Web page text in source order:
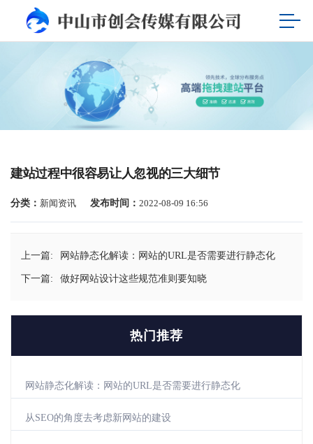
建站过程中很容易让人忽视的三大细节
分类： 新闻资讯 发布时间： 2022-08-09 16:56
上一篇: 网站静态化解读：网站的URL是否需要进行静态化
下一篇: 做好网站设计这些规范准则要知晓
热门推荐
网站静态化解读：网站的URL是否需要进行静态化
从SEO的角度去考虑新网站的建设